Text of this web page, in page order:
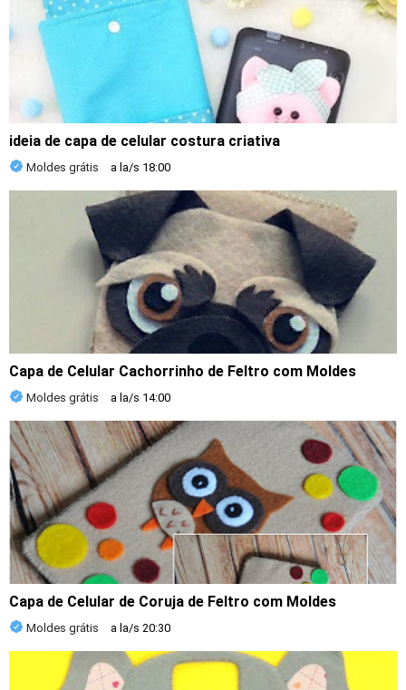
ideia de capa de celular costura criativa
Moldes grátis a la/s 18:00
Capa de Celular Cachorrinho de Feltro com Moldes
Moldes grátis a la/s 14:00
Capa de Celular de Coruja de Feltro com Moldes
Moldes grátis a la/s 20:30